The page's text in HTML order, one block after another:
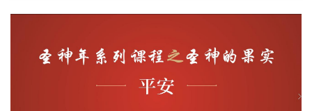
艺术欣赏
政策法规